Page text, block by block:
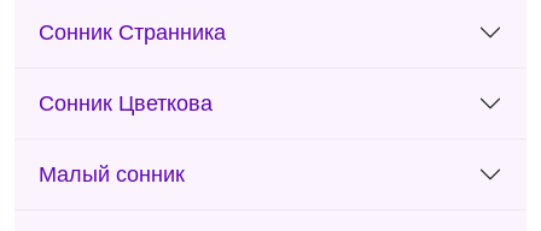
Сонник Странника
Сонник Цветкова
Малый сонник